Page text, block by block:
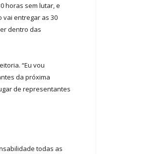
horas sem lutar, e
vai entregar as 30
dentro das
“Eu vou
da próxima
de representantes
todas as